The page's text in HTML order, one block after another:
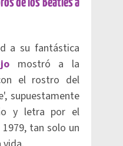
a su fantástica
mostró a la
el rostro del
supuestamente
y letra por el
tan solo un